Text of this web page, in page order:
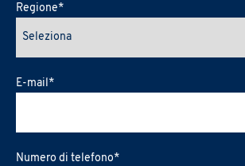
Regione*
E-mail*
Numero di telefono*